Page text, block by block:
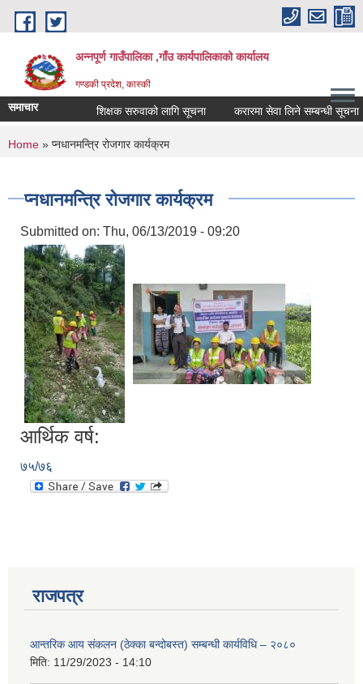
Skip to main content
अन्नपूर्ण गाउँपालिका ,गाँउ कार्यपालिकाको कार्यालय
गण्डकी प्रदेश, कास्की
समाचार शिक्षक सरुवाको लागि सूचना करारमा सेवा लिने सम्बन्धी सूचना ।
You are here
Home » प्नधानमन्त्रि रोजगार कार्यक्रम
प्नधानमन्त्रि रोजगार कार्यक्रम
Submitted on: Thu, 06/13/2019 - 09:20
आर्थिक वर्ष:
७५/७६
राजपत्र
आन्तरिक आय संकलन (ठेक्का बन्दोबस्त) सम्बन्धी कार्यविधि – २०८०
मिति: 11/29/2023 - 14:10